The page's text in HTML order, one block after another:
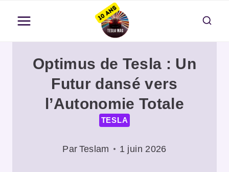
contenu
Optimus de Tesla : Un
Futur dansé vers
l’Autonomie Totale
TESLA
Par Teslam 1 juin 2026